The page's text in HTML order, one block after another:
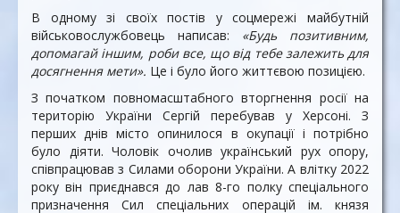
В одному зі своїх постів у соцмережі майбутній
військовослужбовець написав: «Будь позитивним,
допомагай іншим, роби все, що від тебе залежить для
досягнення мети». Це і було його життєвою позицією.
З початком повномасштабного вторгнення росії на
територію України Сергій перебував у Херсоні. З
перших днів місто опинилося в окупації і потрібно
було діяти. Чоловік очолив український рух опору,
співпрацював з Силами оборони України. А влітку 2022
року він приєднався до лав 8-го полку спеціального
призначення Сил спеціальних операцій ім. князя